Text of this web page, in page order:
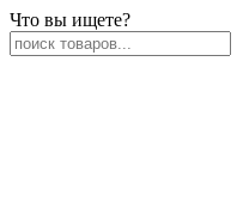
Что вы ищете?